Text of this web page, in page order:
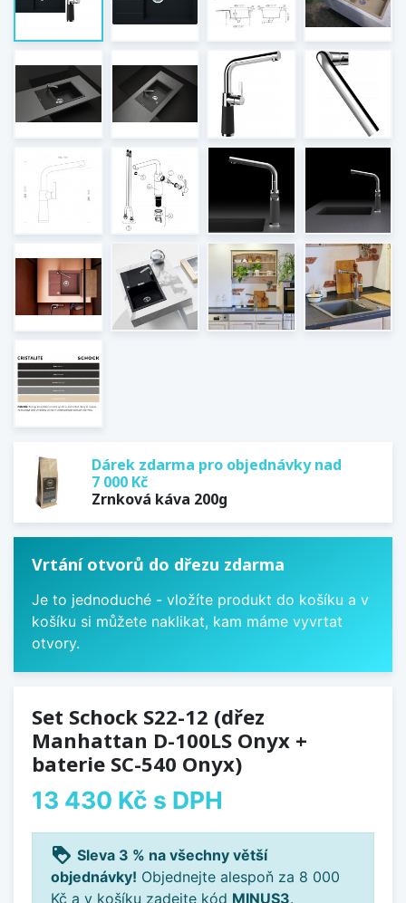
Dárek zdarma pro objednávky nad
7 000 Kč
Zrnková káva 200g
Vrtání otvorů do dřezu zdarma
Je to jednoduché - vložíte produkt do košíku a v
košíku si můžete naklikat, kam máme vyvrtat
otvory.
Set Schock S22-12 (dřez
Manhattan D-100LS Onyx +
baterie SC-540 Onyx)
13 430 Kč s DPH
loyalty Sleva 3 % na všechny větší
objednávky! Objednejte alespoň za 8 000
Kč a v košíku zadejte kód MINUS3.